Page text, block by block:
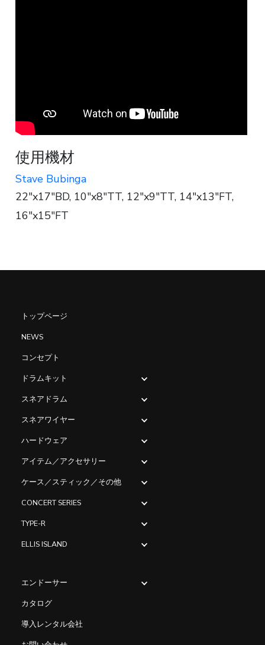
使用機材
Stave Bubinga
22"x17"BD, 10"x8"TT, 12"x9"TT, 14"x13"FT,
16"x15"FT
トップページ
NEWS
コンセプト
ドラムキット
スネアドラム
スネアワイヤー
ハードウェア
アイテム／アクセサリー
ケース／スティック／その他
CONCERT SERIES
TYPE-R
ELLIS ISLAND
エンドーサー
カタログ
導入レンタル会社